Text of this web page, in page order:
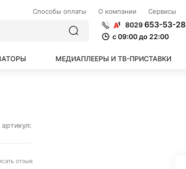
Способы оплаты О компании Сервисы
8029653-53-28
c 09:00 до 22:00
МЕДИАПЛЕЕРЫ И ТВ-ПРИСТАВКИ
артикул:
отзыв